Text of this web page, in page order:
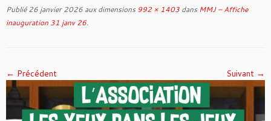
Publié 26 janvier 2026 aux dimensions 992 × 1403 dans MMJ – Affiche
inauguration 31 janv 26.
← Précédent Suivant →